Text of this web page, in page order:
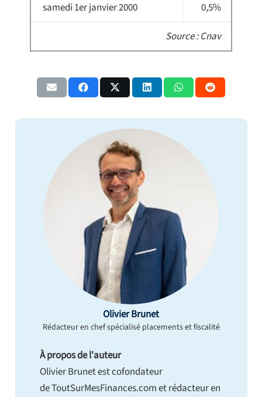
samedi 1er janvier 2000 0,5%
Source : Cnav
Olivier Brunet
Rédacteur en chef spécialisé placements et fiscalité
À propos de l'auteur
Olivier Brunet est cofondateur
de ToutSurMesFinances.com et rédacteur en